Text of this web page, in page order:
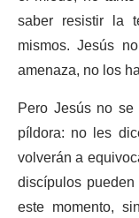
saber resistir la
mismos. Jesús
amenaza, no los
Pero Jesús no
píldora: no les
volverán a
discípulos
este momento,